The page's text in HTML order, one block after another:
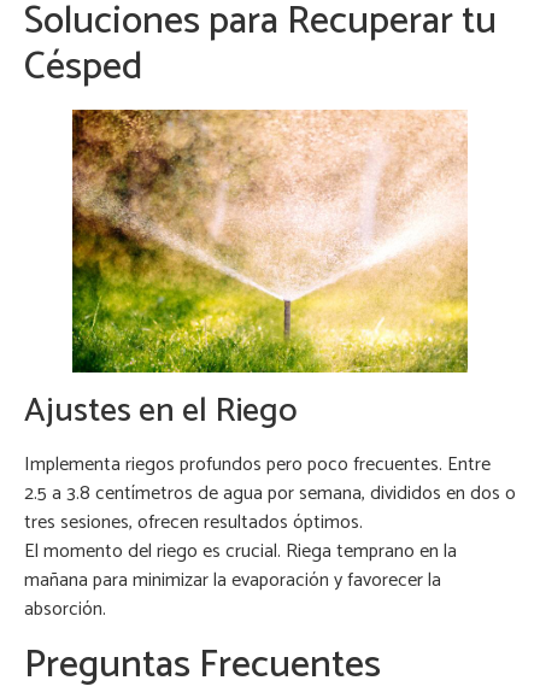
Soluciones para Recuperar tu
Césped
Ajustes en el Riego
Implementa riegos profundos pero poco frecuentes. Entre
2.5 a 3.8 centímetros de agua por semana, divididos en dos o
tres sesiones, ofrecen resultados óptimos.
El momento del riego es crucial. Riega temprano en la
mañana para minimizar la evaporación y favorecer la
absorción.
Preguntas Frecuentes